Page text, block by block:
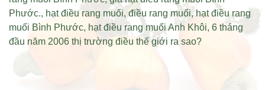
Phước., hạt điều rang muối,điều rang muối,hạt điều rang
muối Bình Phước, hạt điều rang muối Anh Khôi,6 tháng
đầu năm 2006 thị trường điều thế giới ra sao?